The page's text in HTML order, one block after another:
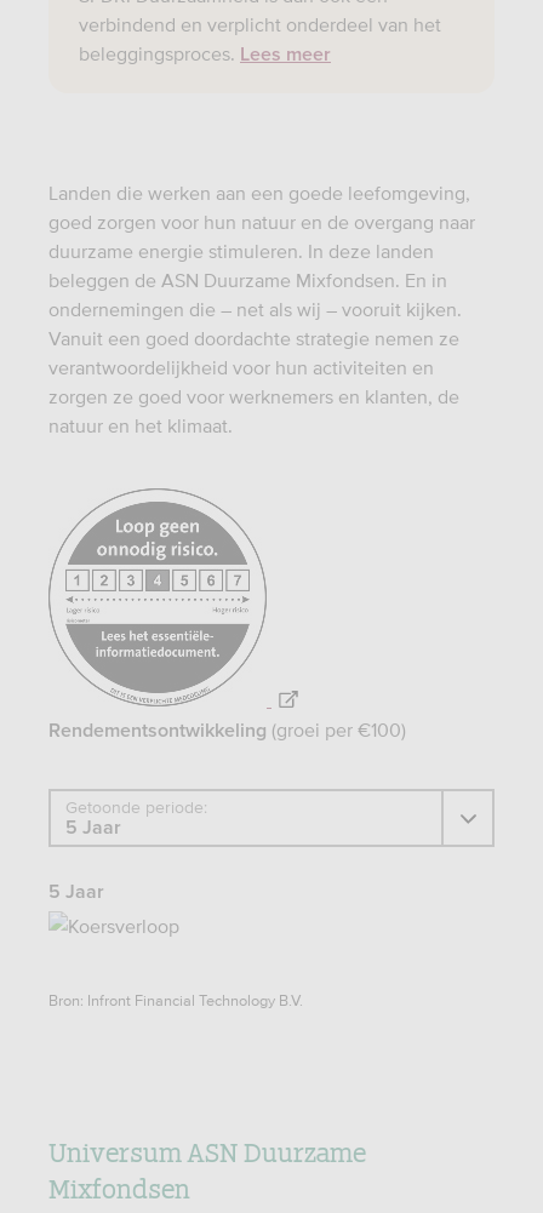
verbindend en verplicht onderdeel van het
beleggingsproces. Lees meer
Landen die werken aan een goede leefomgeving,
goed zorgen voor hun natuur en de overgang naar
duurzame energie stimuleren. In deze landen
beleggen de ASN Duurzame Mixfondsen. En in
ondernemingen die – net als wij – vooruit kijken.
Vanuit een goed doordachte strategie nemen ze
verantwoordelijkheid voor hun activiteiten en
zorgen ze goed voor werknemers en klanten, de
natuur en het klimaat.
https://www.afm.nl/nl-
nl/sector/themas/dienstverlening-
aan-
consumenten/informatieverstrekking/essentiele-
informatiedocument-
eid
Rendementsontwikkeling (groei per €100)
Getoonde periode:
5 Jaar
Bron: Infront Financial Technology B.V.
Universum ASN Duurzame
Mixfondsen